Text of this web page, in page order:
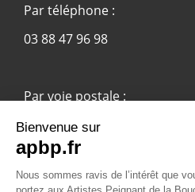
Par téléphone :
03 88 47 96 98
Par voie postale :
APBP
37 route Ecospace - Molsheim
67955 Strasbourg Cedex 9